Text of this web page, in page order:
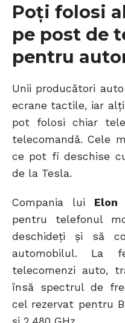
Poți folosi
pe post de
pentru
Unii producători
ecrane tactile, iar
pot folosi chiar
telecomandă. Cele
ce pot fi deschise
de la Tesla.
Compania lui Elon
pentru telefonul
deschideți și să
automobilul.
telecomenzi auto,
însă spectrul de
cel rezervat pentru